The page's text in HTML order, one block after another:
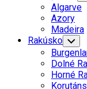
Algarve
Azory
Madeira
Rakúsko Toggle
Child
Menu
Dolné
Horné